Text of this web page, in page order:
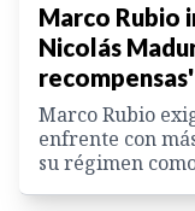
Marco Rubio
Nicolás
recompensas'
Marco Rubio
enfrente con
su régimen